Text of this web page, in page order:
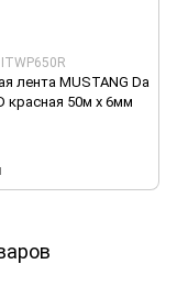
лента MUSTANG Da
красная 50м х 6мм